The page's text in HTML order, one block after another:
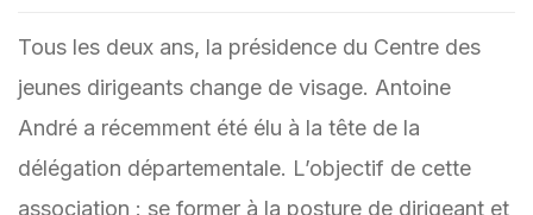
Tous les deux ans, la présidence du Centre des
jeunes dirigeants change de visage. Antoine
André a récemment été élu à la tête de la
délégation départementale. L’objectif de cette
association : se former à la posture de dirigeant et